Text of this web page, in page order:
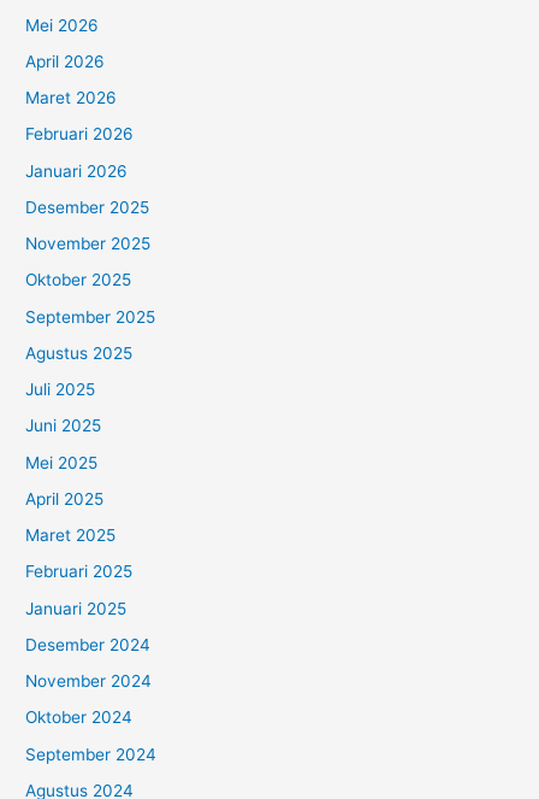
Mei 2026
April 2026
Maret 2026
Februari 2026
Januari 2026
Desember 2025
November 2025
Oktober 2025
September 2025
Agustus 2025
Juli 2025
Juni 2025
Mei 2025
April 2025
Maret 2025
Februari 2025
Januari 2025
Desember 2024
November 2024
Oktober 2024
September 2024
Agustus 2024